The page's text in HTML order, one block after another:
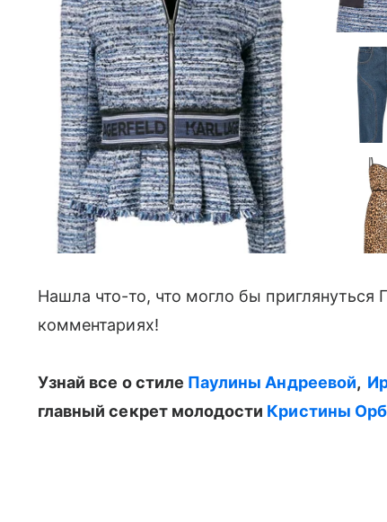
Нашла что-то, что могло бы
комментариях!
Узнай все о стиле Паулины Андреевой,
главный секрет молодости Кристины